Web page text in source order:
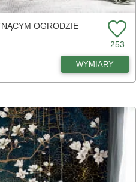
OGRODZIE
253
WYMIARY